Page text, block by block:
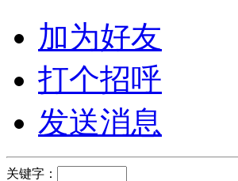
加为好友
打个招呼
发送消息
关键字：